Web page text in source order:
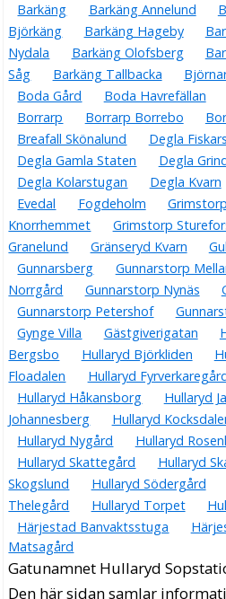
Barkäng Barkäng Annelund
Björkäng
Barkäng Hageby
Nydala
Barkäng Olofsberg
Såg
Barkäng Tallbacka
Boda Gård
Boda Havrefällan
Borrarp
Borrarp Borrebo
Breafall Skönalund
Degla
Degla Gamla Staten
Degla
Degla Kolarstugan
Degla Kvarn
Evedal
Fogdeholm
Knorrhemmet
Grimstorp
Granelund
Gränseryd Kvarn
Gunnarsberg
Gunnarstorp
Norrgård
Gunnarstorp Nynäs
Gunnarstorp Petershof
Gynge Villa
Gästgiverigatan
Bergsbo
Hullaryd Björkliden
Floadalen
Hullaryd
Hullaryd Håkansborg
Hullaryd
Johannesberg
Hullaryd
Hullaryd Nygård
Hullaryd
Hullaryd Skattegård
Hullaryd
Skogslund
Hullaryd Södergård
Thelegård
Hullaryd Torpet
Härjestad Banvaktsstuga
Matsagård
Gatunamnet Hullaryd
Den här sidan samlar